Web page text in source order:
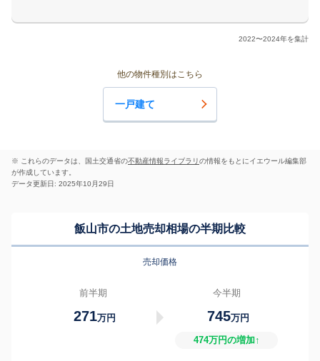
2022〜2024年を集計
他の物件種別はこちら
一戸建て
※ これらのデータは、国土交通省の不動産情報ライブラリの情報をもとにイエウール編集部
が作成しています。
データ更新日: 2025年10月29日
飯山市の土地売却相場の半期比較
売却価格
前半期
271万円
今半期
745万円
474万円の増加↑